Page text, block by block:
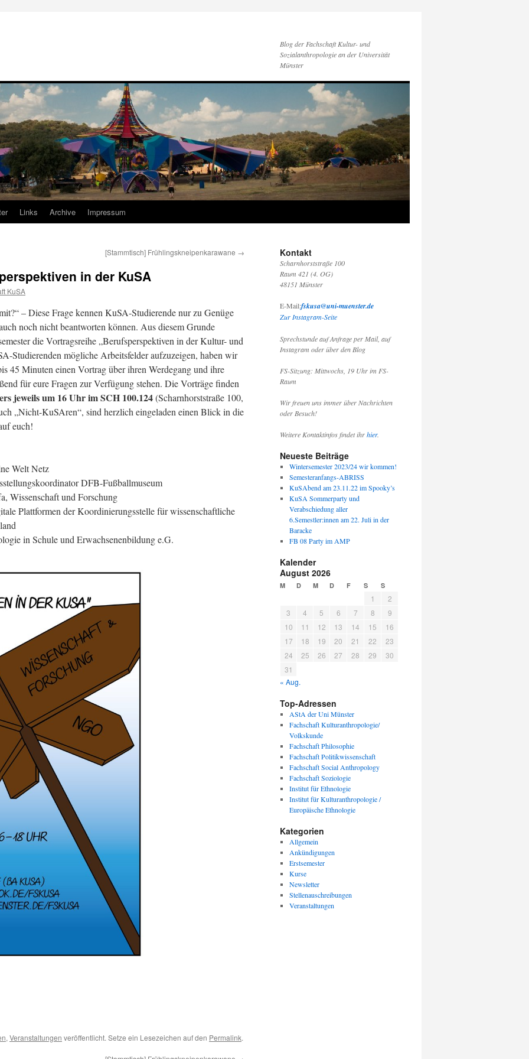
Blog der Fachschaft Kultur- und
Sozialanthropologie an der Universität
Münster
Links Archive Impressum
[Stammtisch] Frühlingskneipenkarawane →
in der KuSA
KuSA
– Diese Frage kennen KuSA-Studierende nur zu Genüge
noch nicht beantworten können. Aus diesem Grunde
die Vortragsreihe „Berufsperspektiven in der Kultur- und
Studierenden mögliche Arbeitsfelder aufzuzeigen, haben wir
45 Minuten einen Vortrag über ihren Werdegang und ihre
für eure Fragen zur Verfügung stehen. Die Vorträge finden
jeweils um 16 Uhr im SCH 100.124(Scharnhorststraße 100,
„Nicht-KuSAren“, sind herzlich eingeladen einen Blick in die
euch!
Welt Netz
DFB-Fußballmuseum
Wissenschaft und Forschung
Plattformen der Koordinierungsstelle für wissenschaftliche
in Schule und Erwachsenenbildung e.G.
,Veranstaltungen veröffentlicht. Setze ein Lesezeichen auf den Permalink.
Kontakt
Scharnhorststraße 100
Raum 421 (4. OG)
48151 Münster
E-Mail:fskusa@uni-muenster.de
Zur Instagram-Seite
Sprechstunde auf Anfrage per Mail, auf
Instagram oder über den Blog
FS-Sitzung: Mittwochs, 19 Uhr im FS-
Raum
Wir freuen uns immer über Nachrichten
oder Besuch!
Weitere Kontaktinfos findet ihrhier.
Neueste Beiträge
Wintersemester 2023/24 wir kommen!
Semesteranfangs-ABRISS
KuSAbend am 23.11.22 im Spooky’s
KuSA Sommerparty und
Verabschiedung aller
6.Semestler:innen am 22. Juli in der
Baracke
FB 08 Party im AMP
Kalender
August 2026
M D M D F S S
1
2
3
4 5 6 7 8
9
10
11 12 13 14 15
16
17
18 19 20 21 22
23
24
25 26 27 28 29
30
31
« Aug.
Top-Adressen
AStA der Uni Münster
Fachschaft Kulturanthropologie/
Volkskunde
Fachschaft Philosophie
Fachschaft Politikwissenschaft
Fachschaft Social Anthropology
Fachschaft Soziologie
Institut für Ethnologie
Institut für Kulturanthropologie /
Europäische Ethnologie
Kategorien
Allgemein
Ankündigungen
Erstsemester
Kurse
Newsletter
Stellenauschreibungen
Veranstaltungen